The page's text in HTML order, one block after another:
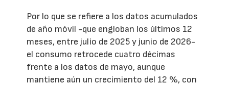
Por lo que se refiere a los datos acumulados
de año móvil -que engloban los últimos 12
meses, entre julio de 2025 y junio de 2026-
el consumo retrocede cuatro décimas
frente a los datos de mayo, aunque
mantiene aún un crecimiento del 12 %, con